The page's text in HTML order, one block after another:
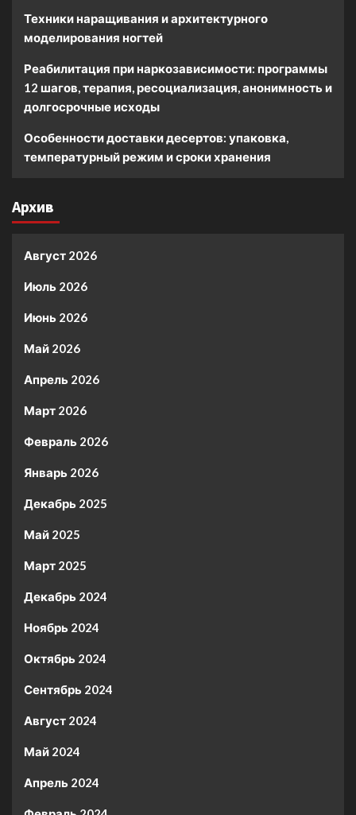
Техники наращивания и архитектурного
моделирования ногтей
Реабилитация при наркозависимости: программы
12 шагов, терапия, ресоциализация, анонимность и
долгосрочные исходы
Особенности доставки десертов: упаковка,
температурный режим и сроки хранения
Архив
Август 2026
Июль 2026
Июнь 2026
Май 2026
Апрель 2026
Март 2026
Февраль 2026
Январь 2026
Декабрь 2025
Май 2025
Март 2025
Декабрь 2024
Ноябрь 2024
Октябрь 2024
Сентябрь 2024
Август 2024
Май 2024
Апрель 2024